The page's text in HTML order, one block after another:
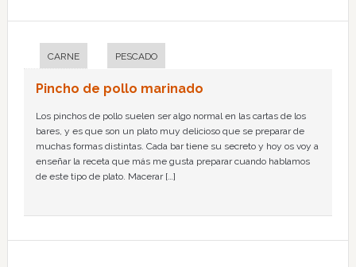
CARNE PESCADO
Pincho de pollo marinado
Los pinchos de pollo suelen ser algo normal en las cartas de los
bares, y es que son un plato muy delicioso que se preparar de
muchas formas distintas. Cada bar tiene su secreto y hoy os voy a
enseñar la receta que más me gusta preparar cuando hablamos
de este tipo de plato. Macerar […]